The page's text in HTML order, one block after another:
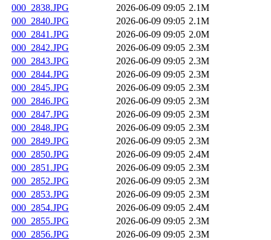
000_2838.JPG
2026-06-09 09:05 2.1M
000_2840.JPG
2026-06-09 09:05 2.1M
000_2841.JPG
2026-06-09 09:05 2.0M
000_2842.JPG
2026-06-09 09:05 2.3M
000_2843.JPG
2026-06-09 09:05 2.3M
000_2844.JPG
2026-06-09 09:05 2.3M
000_2845.JPG
2026-06-09 09:05 2.3M
000_2846.JPG
2026-06-09 09:05 2.3M
000_2847.JPG
2026-06-09 09:05 2.3M
000_2848.JPG
2026-06-09 09:05 2.3M
000_2849.JPG
2026-06-09 09:05 2.3M
000_2850.JPG
2026-06-09 09:05 2.4M
000_2851.JPG
2026-06-09 09:05 2.3M
000_2852.JPG
2026-06-09 09:05 2.3M
000_2853.JPG
2026-06-09 09:05 2.3M
000_2854.JPG
2026-06-09 09:05 2.4M
000_2855.JPG
2026-06-09 09:05 2.3M
000_2856.JPG
2026-06-09 09:05 2.3M